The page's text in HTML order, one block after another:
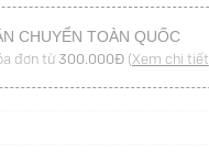
CHUYỂN TOÀN QUỐC
đơn từ 300.000Đ(Xem chi tiết